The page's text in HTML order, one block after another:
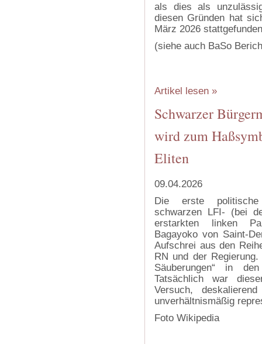
als dies als
diesen Gründen hat
März 2026
(siehe auch BaSo
Artikel lesen »
Schwarzer
wird zum
Eliten
09.04.2026
Die erste
schwarzen LFI- (bei
erstarkten linken
Bagayoko von Saint-
Aufschrei aus den
RN und der
Säuberungen“ in
Tatsächlich war
Versuch,
unverhältnismäßig
Foto Wikipedia